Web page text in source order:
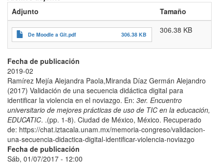
Moodle
a
Git:
Experiencia
con
el
uso
un
sistema
de
control
de
versiones
(SCV)
para
reemplazar
Adjunto
Tamaño
De Moodle a Git.pdf 306.38 KB 306.38 KB
Fecha de publicación
2019-02
Ramírez Mejía Alejandra Paola,Miranda Díaz Germán Alejandro
(2017) Validación de una secuencia didáctica digital para
identificar la violencia en el noviazgo. En: 3er. Encuentro
universitario de mejores prácticas de uso de TIC en la educación,
EDUCATIC. .(pp. 1-8). Ciudad de México, México. Recuperado
de: https://chat.iztacala.unam.mx/memoria-congreso/validacion-
una-secuencia-didactica-digital-identificar-violencia-noviazgo
Fecha de publicación
Sáb, 01/07/2017 - 12:00